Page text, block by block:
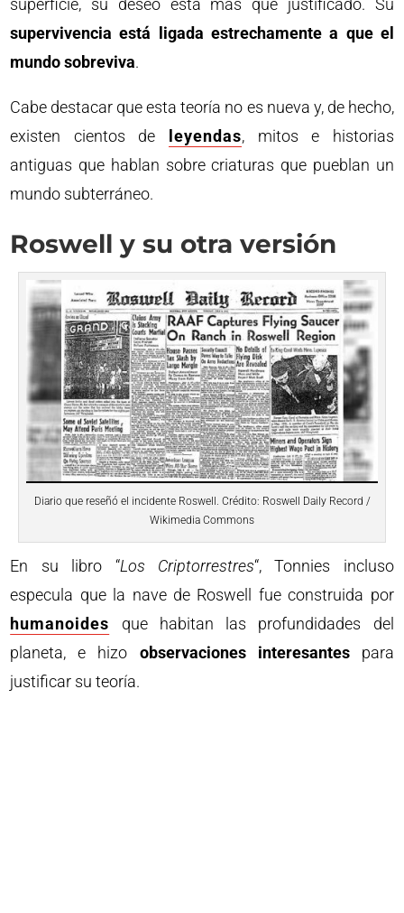
superficie, su deseo está más que justificado. Su
supervivencia está ligada estrechamente a que el
mundo sobreviva.
Cabe destacar que esta teoría no es nueva y, de hecho,
existen cientos de
leyendas, mitos e historias
antiguas que hablan sobre criaturas que pueblan un
mundo subterráneo.
Roswell y su otra versión
Diario que reseñó el incidente Roswell. Crédito: Roswell Daily Record /
Wikimedia Commons
En su libro “Los Criptorrestres“, Tonnies incluso
especula que la nave de Roswell fue construida por
humanoides que habitan las profundidades del
planeta, e hizo observaciones interesantespara
justificar su teoría.